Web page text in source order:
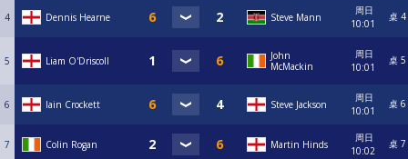
4 Dennis Hearne Steve Mann
周日
10:01
桌 4
5 Liam O'Driscoll
John
McMackin
周日
10:01
桌 5
6 Iain Crockett Steve Jackson
周日
10:01
桌 6
7 Colin Rogan Martin Hinds
周日
10:02
桌 7